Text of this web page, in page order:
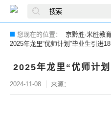
您现在的位置： 京黔胜·米胜教
2025年龙里“优师计划”毕业生引进
2025年龙里“优师计
2024-11-08 来源：